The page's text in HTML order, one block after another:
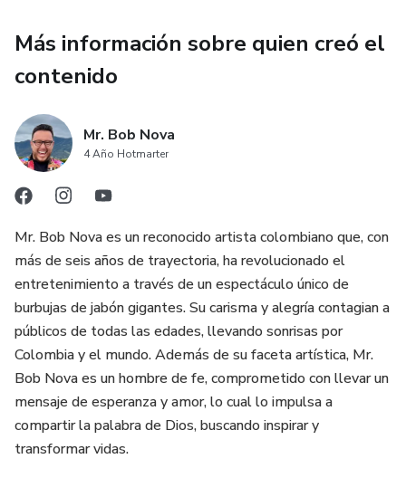
Oración y fe como herramientas poderosas
Confianza en la provisión divina
Encontrar esperanza en medio de la crisis
Aplicación de principios bíblicos a la vida financiera
Reducción y eliminación de deudas
Mayor control sobre sus finanzas
Disminución del estrés y la ansiedad
Más información sobre quien creó el
contenido
Mr. Bob Nova
4 Año Hotmarter
Mr. Bob Nova es un reconocido artista colombiano que, con
más de seis años de trayectoria, ha revolucionado el
entretenimiento a través de un espectáculo único de
burbujas de jabón gigantes. Su carisma y alegría contagian a
públicos de todas las edades, llevando sonrisas por
Colombia y el mundo. Además de su faceta artística, Mr.
Bob Nova es un hombre de fe, comprometido con llevar un
mensaje de esperanza y amor, lo cual lo impulsa a
compartir la palabra de Dios, buscando inspirar y
transformar vidas.